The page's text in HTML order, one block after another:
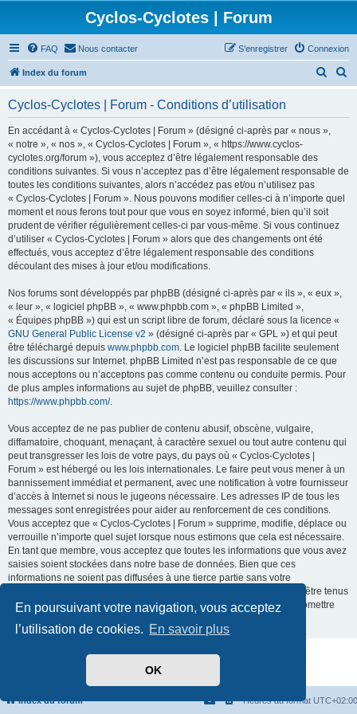
En poursuivant votre navigation, vous acceptez
l’utilisation de cookies. En savoir plus
OK
Cyclos-Cyclotes | Forum
FAQ Nous contacter Connexion
S’enregistrer
Index du forum
r
h
e
Cyclos-Cyclotes | Forum - Conditions d’utilisation
En accédant à « Cyclos-Cyclotes | Forum » (désigné ci-après par « nous »,
« notre », « nos », « Cyclos-Cyclotes | Forum », « https://www.cyclos-
cyclotes.org/forum »), vous acceptez d’être légalement responsable des
conditions suivantes. Si vous n’acceptez pas d’être légalement responsable de
toutes les conditions suivantes, alors n’accédez pas et/ou n’utilisez pas
« Cyclos-Cyclotes | Forum ». Nous pouvons modifier celles-ci à n’importe quel
moment et nous ferons tout pour que vous en soyez informé, bien qu’il soit
prudent de vérifier régulièrement celles-ci par vous-même. Si vous continuez
d’utiliser « Cyclos-Cyclotes | Forum » alors que des changements ont été
effectués, vous acceptez d’être légalement responsable des conditions
découlant des mises à jour et/ou modifications.
Nos forums sont développés par phpBB (désigné ci-après par « ils », « eux »,
« leur », « logiciel phpBB », « www.phpbb.com », « phpBB Limited »,
« Équipes phpBB ») qui est un script libre de forum, déclaré sous la licence «
GNU General Public License v2 » (désigné ci-après par « GPL ») et qui peut
être téléchargé depuis www.phpbb.com. Le logiciel phpBB facilite seulement
les discussions sur Internet. phpBB Limited n’est pas responsable de ce que
nous acceptons ou n’acceptons pas comme contenu ou conduite permis. Pour
de plus amples informations au sujet de phpBB, veuillez consulter :
https://www.phpbb.com/.
Vous acceptez de ne pas publier de contenu abusif, obscène, vulgaire,
diffamatoire, choquant, menaçant, à caractère sexuel ou tout autre contenu qui
peut transgresser les lois de votre pays, du pays où « Cyclos-Cyclotes |
Forum » est hébergé ou les lois internationales. Le faire peut vous mener à un
bannissement immédiat et permanent, avec une notification à votre fournisseur
d’accès à Internet si nous le jugeons nécessaire. Les adresses IP de tous les
messages sont enregistrées pour aider au renforcement de ces conditions.
Vous acceptez que « Cyclos-Cyclotes | Forum » supprime, modifie, déplace ou
verrouille n’importe quel sujet lorsque nous estimons que cela est nécessaire.
En tant que membre, vous acceptez que toutes les informations que vous avez
saisies soient stockées dans notre base de données. Bien que ces
informations ne soient pas diffusées à une tierce partie sans votre
consentement, ni « Cyclos-Cyclotes | Forum », ni phpBB ne pourront être tenus
comme responsables en cas de tentative de piratage visant à compromettre
Index du forum Heures au format UTC+02:00
Développé parphpBB® Forum Software © phpBB Limited
Traduit par
Confidentialité|Conditions